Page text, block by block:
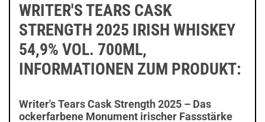
WRITER'S TEARS CASK
STRENGTH 2025 IRISH WHISKEY
54,9% VOL. 700ML,
INFORMATIONEN ZUM PRODUKT:
Writer's Tears Cask Strength 2025 – Das
ockerfarbene Monument irischer Fassstärke